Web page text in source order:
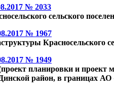
№ 2033
сельского
№ 1967
Красносельского
№ 1949
планировки и проект
район, в границах АО